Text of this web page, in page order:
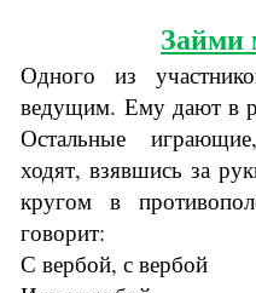
Займи
Одного из
ведущим. Ему дают в
Остальные
ходят, взявшись за
кругом в
говорит:
С вербой, с вербой